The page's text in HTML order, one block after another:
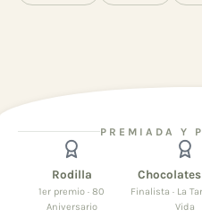
PREMIADA Y
Rodilla
1er premio · 80
Aniversario
Finalista · La
Vida